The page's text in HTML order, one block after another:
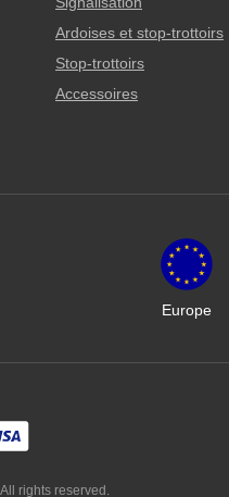
Ardoises et stop-trottoirs
Stop-trottoirs
Accessoires
Europe
rights reserved.